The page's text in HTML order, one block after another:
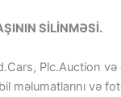
SİLİNMƏSİ.
Plc.Auction
məlumatlarını və